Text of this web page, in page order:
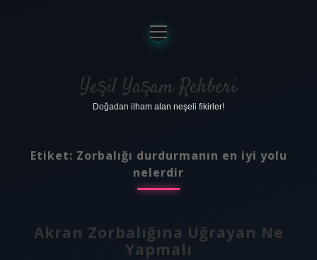
Anasayfa
Gizlilik Politikası
Yasal Uyarı
menüyü
aç
Yeşil Yaşam Rehberi
Doğadan ilham alan neşeli fikirler!
Etiket: Zorbalığı durdurmanın en iyi yolu
nelerdir
Akran Zorbalığına Uğrayan Ne
Yapmalı